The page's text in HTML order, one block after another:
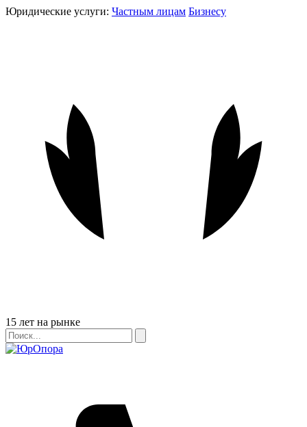
Юридические услуги: Частным лицам Бизнесу
Бейдж
15 лет на рынке
Поиск
Поиск